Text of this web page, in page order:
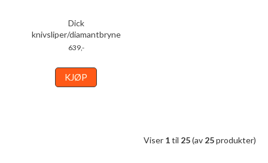
Dick
knivsliper/diamantbryne
639,-
KJØP
Viser 1til 25(av 25produkter)